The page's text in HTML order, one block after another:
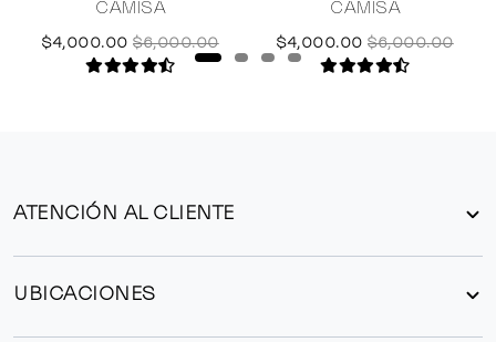
CAMISA
$4,000.00 $6,000.00
CAMISA
$4,000.00 $6,000.00
ATENCIÓN AL CLIENTE
UBICACIONES